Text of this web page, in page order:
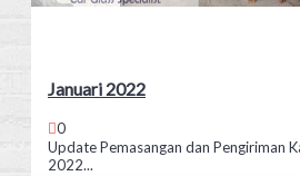
Januari 2022
0
Update Pemasangan dan Pengiriman
2022...